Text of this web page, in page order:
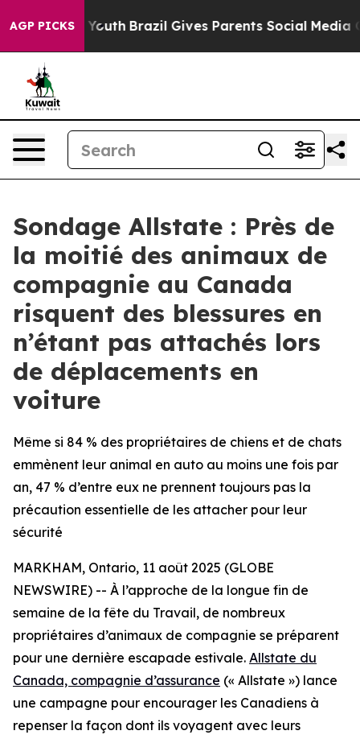
AGP PICKS
to Youth Brazil Gives Parents Social Media
Sondage Allstate : Près de
la moitié des animaux de
compagnie au Canada
risquent des blessures en
n’étant pas attachés lors
de déplacements en
voiture
Même si 84 % des propriétaires de chiens et de chats
emmènent leur animal en auto au moins une fois par
an, 47 % d’entre eux ne prennent toujours pas la
précaution essentielle de les attacher pour leur
sécurité
MARKHAM, Ontario, 11 août 2025 (GLOBE
NEWSWIRE) -- À l’approche de la longue fin de
semaine de la fête du Travail, de nombreux
propriétaires d’animaux de compagnie se préparent
pour une dernière escapade estivale. Allstate du
Canada, compagnie d’assurance (« Allstate ») lance
une campagne pour encourager les Canadiens à
repenser la façon dont ils voyagent avec leurs